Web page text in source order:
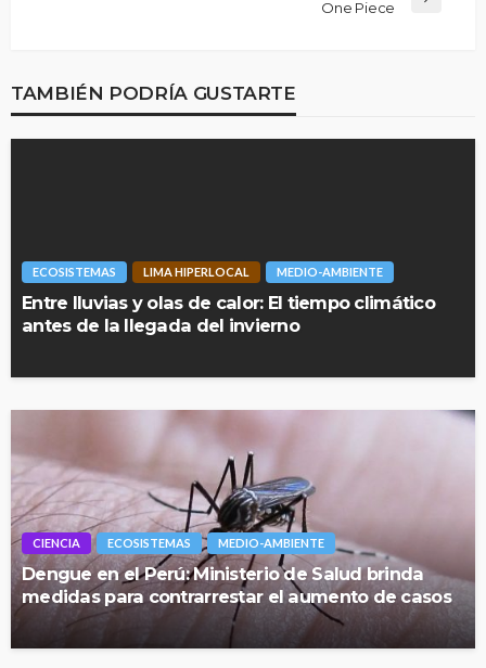
One Piece
TAMBIÉN PODRÍA GUSTARTE
ECOSISTEMAS LIMA HIPERLOCAL MEDIO-AMBIENTE
Entre lluvias y olas de calor: El tiempo climático
antes de la llegada del invierno
CIENCIA ECOSISTEMAS MEDIO-AMBIENTE
Dengue en el Perú: Ministerio de Salud brinda
medidas para contrarrestar el aumento de casos